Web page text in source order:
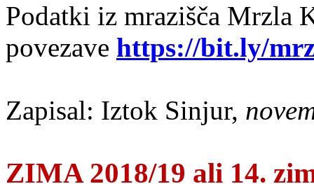
Podatki iz mrazišča Mrzla
povezave https://bit.ly/
Zapisal: Iztok Sinjur,
ZIMA 2018/19 ali 14.